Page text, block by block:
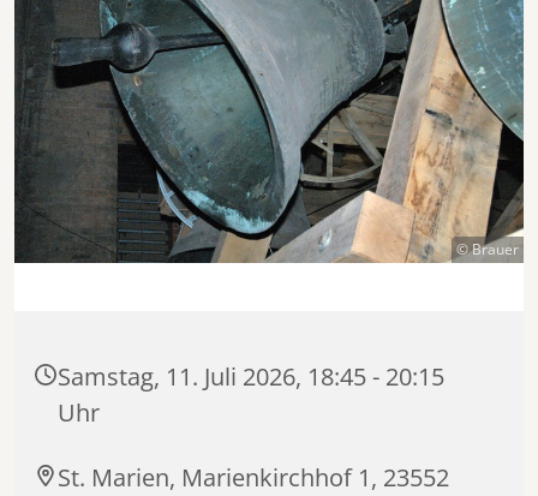
© Brauer
Samstag, 11. Juli 2026, 18:45 - 20:15
Uhr
St. Marien, Marienkirchhof 1, 23552